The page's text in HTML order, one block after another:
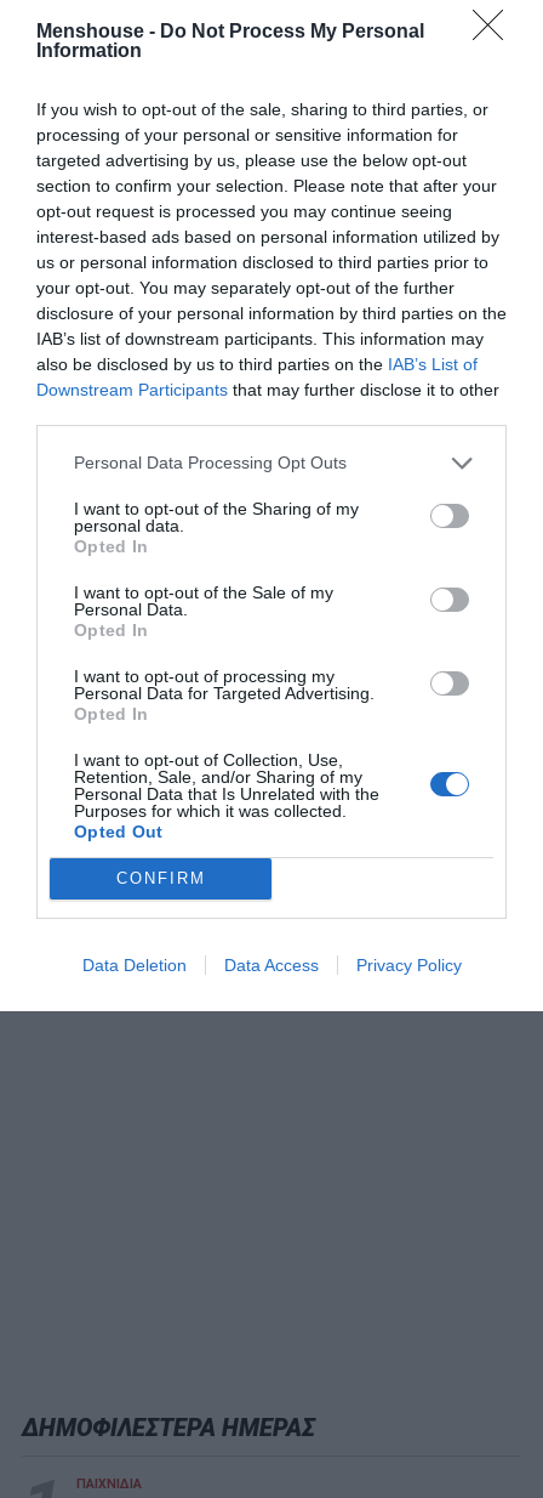
Menshouse - Do Not Process My Personal
Information
If you wish to opt-out of the sale, sharing to third parties, or
processing of your personal or sensitive information for
targeted advertising by us, please use the below opt-out
section to confirm your selection. Please note that after your
opt-out request is processed you may continue seeing
interest-based ads based on personal information utilized by
us or personal information disclosed to third parties prior to
your opt-out. You may separately opt-out of the further
disclosure of your personal information by third parties on the
IAB’s list of downstream participants. This information may
also be disclosed by us to third parties on the IAB’s List of
Downstream Participants that may further disclose it to other
Personal Data Processing Opt Outs
I want to opt-out of the Sharing of my
personal data.
Opted In
I want to opt-out of the Sale of my
Personal Data.
Opted In
I want to opt-out of processing my
Personal Data for Targeted Advertising.
Opted In
I want to opt-out of Collection, Use,
Retention, Sale, and/or Sharing of my
Personal Data that Is Unrelated with the
Purposes for which it was collected.
Opted Out
CONFIRM
Data Deletion Data Access Privacy Policy
πολυάριθμες χριστουγεννιάτικες εκδηλώσεις με
«ναυαρχίδα» τον περίφημο Μύλο των Ξωτικών, τότε
Η αλήθεια για τον Ετιέν Καμαρά
ΟΜύλος των Ξωτικώνείναι το μεγαλύτερο
χριστουγεννιάτικο θεματικό πάρκο της Ελλάδας και
περίοδο των χειμερινών εορτών. Φέτος η τάση έχει…
αποκρυσταλλωθεί ακόμα νωρίτερα.
Σύμφωνα με την τοπική ιστοσελίδα «trikalavoice.gr»,
κρατήσεις μέσα στην πόλη για τα Χριστούγεννα και
την Πρωτοχρονιά αγγίζουν το 100%
ελάχιστα και όπως όλα δείχνουν το φαινόμενο θα
παραταθεί έως την Κυριακή 8 Ιανουαρίου, καθώς η αργία
των Θεοφανίων πέφτει φέτος Παρασκευή,
δημιουργώντας ένα ακόμη τριήμερο, πέραν εκείνου από
τις 24 έως τις 26 Δεκεμβρίου.
Αν δεν έχετε επισκεφτεί ακόμα την περιοχή θα σας
λέγαμε να «σπεύσετε», αλλά θα ήταν σαν να ξύναμε
μπάρμπα στα Τρίκαλα για να τα επισκεφτείς τέλος του
ΔΗΜΟΦΙΛΕΣΤΕΡΑ ΗΜΕΡΑΣ
ΠΑΙΧΝΙΔΙΑ